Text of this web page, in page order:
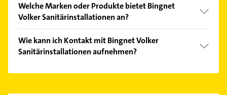
Welche Marken oder Produkte bietet Bingnet
Volker Sanitärinstallationen an?
Duravit, Grohe, Hansa und Hüppe.
Wie kann ich Kontakt mit Bingnet Volker
Sanitärinstallationen aufnehmen?